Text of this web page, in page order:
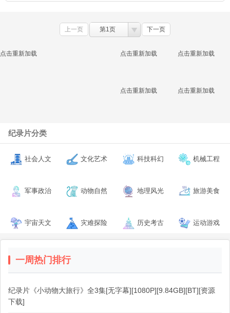
上一页 第1页 下一页
点击重新加载 点击重新加载 点击重新加载
点击重新加载 点击重新加载
纪录片分类
社会人文 文化艺术 科技科幻 机械工程
军事政治 动物自然 地理风光 旅游美食
宇宙天文 灾难探险 历史考古 运动游戏
一周热门排行
纪录片《小动物大旅行》全3集[无字幕][1080P][9.84GB][BT][资源
下载]